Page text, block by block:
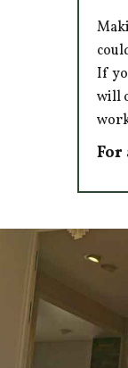
If
will